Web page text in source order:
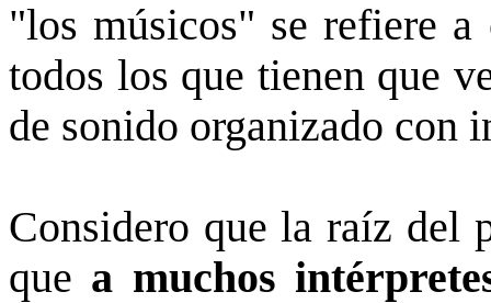
"los músicos" se refiere a
todos los que tienen que
de sonido organizado con
Considero que la raíz del
que a muchos